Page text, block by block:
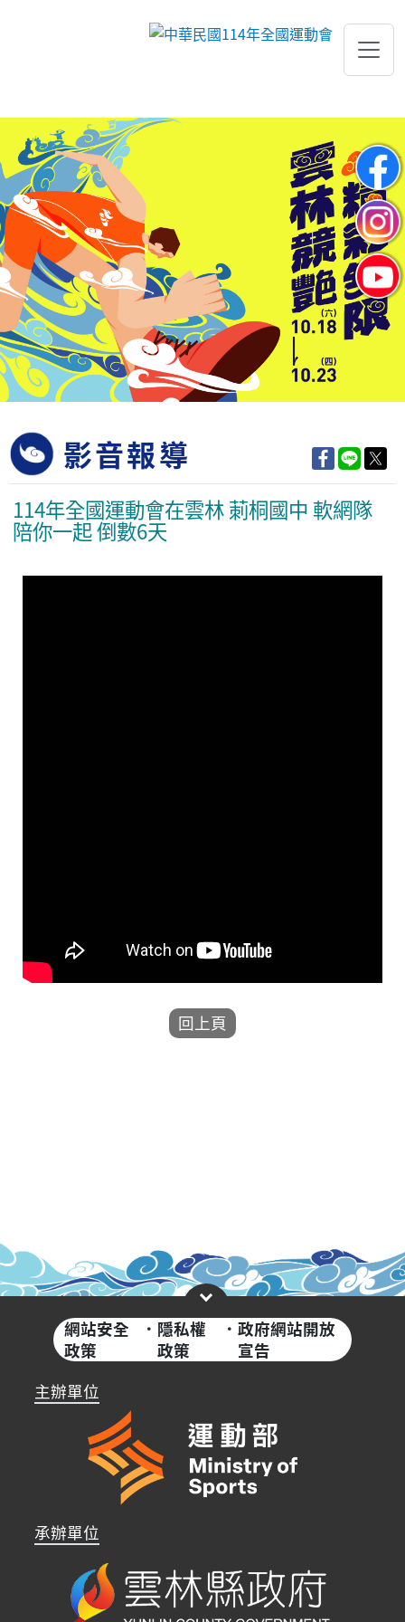
跳到主要內容
影音報導
114年全國運動會在雲林 莿桐國中 軟網隊
陪你一起 倒數6天
網站安全
政策
· 隱私權
政策
·政府網站開放
宣告
主辦單位
承辦單位